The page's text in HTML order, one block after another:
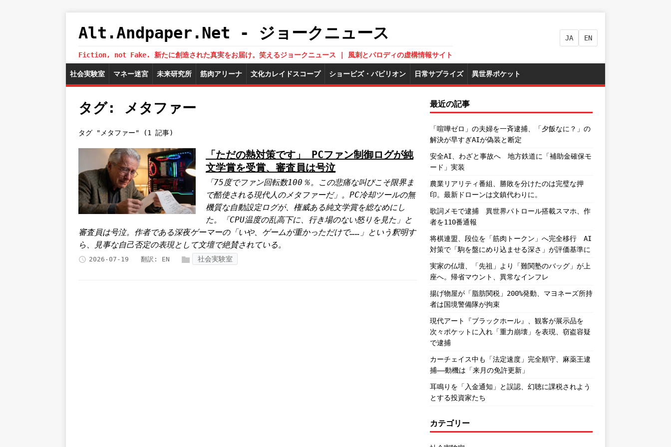
Alt.Andpaper.Net - ジョークニュース
Fiction, not Fake. 新たに創造された真実をお届け。笑えるジョークニュース | 風刺とパロディの虚構情報サイト
JA EN
社会実験室 マネー迷宮 未来研究所 筋肉アリーナ 文化カレイドスコープ ショービズ・パビリオン 日常サプライズ 異世界ポケット
タグ: メタファー
タグ "メタファー" (1 記事)
「ただの熱対策です」 PCファン制御ログが純
文学賞を受賞、審査員は号泣
「75度でファン回転数100％。この悲痛な叫びこそ限界ま
で酷使される現代人のメタファーだ」。PC冷却ツールの無
機質な自動設定ログが、権威ある純文学賞を総なめにし
た。「CPU温度の乱高下に、行き場のない怒りを見た」と
審査員は号泣。作者である深夜ゲーマーの「いや、ゲームが重かっただけで……」という釈明す
ら、見事な自己否定の表現として文壇で絶賛されている。
2026-07-19 翻訳: EN 社会実験室
最近の記事
「喧嘩ゼロ」の夫婦を一斉逮捕、「夕飯なに？」の
解決が早すぎAIが偽装と断定
安全AI、わざと事故へ 地方鉄道に「補助金確保モ
ード」実装
農業リアリティ番組、勝敗を分けたのは完璧な押
印。最新ドローンは文鎮代わりに。
歌詞メモで逮捕 異世界パトロール搭載スマホ、作
者を110番通報
将棋連盟、段位を「筋肉トークン」へ完全移行 AI
対策で「駒を盤にめり込ませる深さ」が評価基準に
実家の仏壇、「先祖」より「難関塾のバッグ」が上
座へ。帰省マウント、異常なインフレ
揚げ物屋が「脂肪関税」200%発動、マヨネーズ所持
者は国境警備隊が拘束
現代アート『ブラックホール』、観客が展示品を
次々ポケットに入れ「重力崩壊」を表現、窃盗容疑
で逮捕
カーチェイス中も「法定速度」完全順守、麻薬王逮
捕――動機は「来月の免許更新」
耳鳴りを「入金通知」と誤認、幻聴に課税されよう
とする投資家たち
カテゴリー